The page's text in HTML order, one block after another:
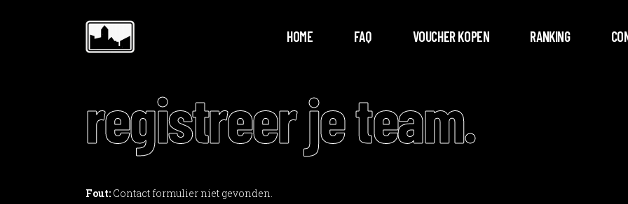
HOME FAQ VOUCHER KOPEN RANKING
registreer je team.
Fout: Contact formulier niet gevonden.